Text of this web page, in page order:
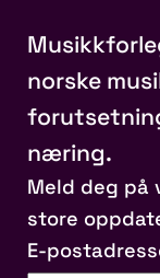
norske
næring.
Meld deg på
store
E-